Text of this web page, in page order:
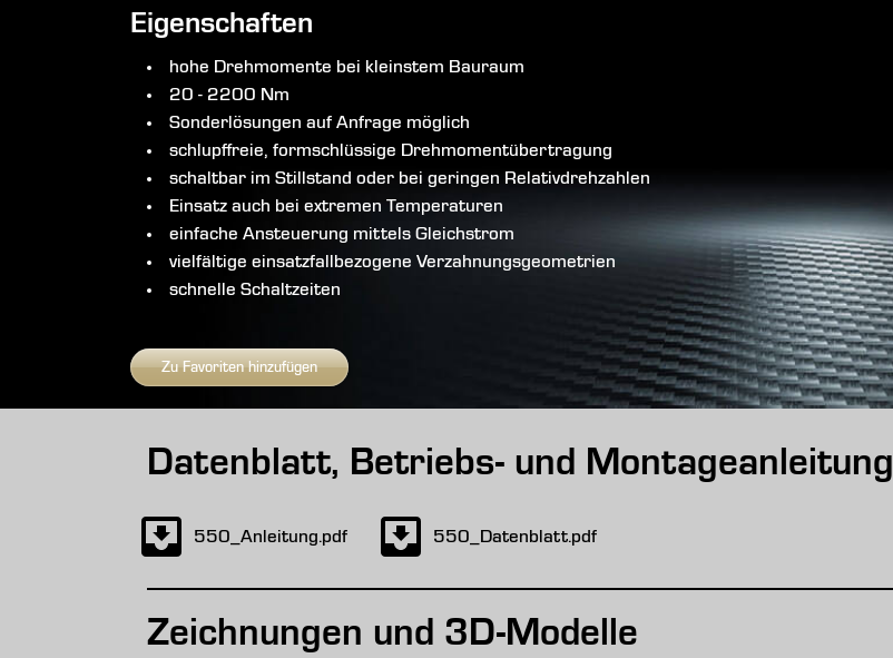
Eigenschaften
hohe Drehmomente bei kleinstem Bauraum
20 - 2200 Nm
Sonderlösungen auf Anfrage möglich
schlupffreie, formschlüssige Drehmomentübertragung
schaltbar im Stillstand oder bei geringen Relativdrehzahlen
Einsatz auch bei extremen Temperaturen
einfache Ansteuerung mittels Gleichstrom
vielfältige einsatzfallbezogene Verzahnungsgeometrien
schnelle Schaltzeiten
Zu Favoriten hinzufügen
Datenblatt, Betriebs- und Montageanleitung
550_Anleitung.pdf 550_Datenblatt.pdf
Zeichnungen und 3D-Modelle